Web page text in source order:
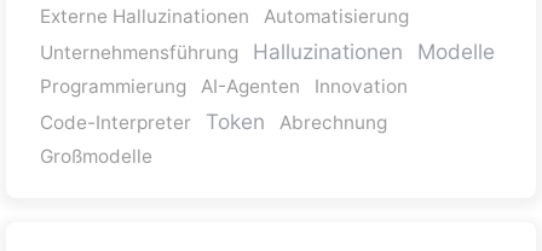
Externe Halluzinationen
Automatisierung
Unternehmensführung
Halluzinationen Modelle
Programmierung AI-Agenten
Innovation
Code-Interpreter
Token
Abrechnung
Großmodelle